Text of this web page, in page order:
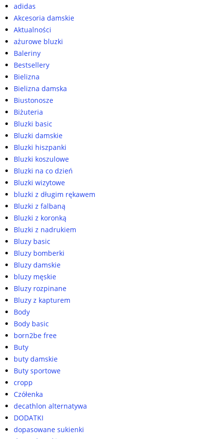
adidas
Akcesoria damskie
Aktualności
ażurowe bluzki
Baleriny
Bestsellery
Bielizna
Bielizna damska
Biustonosze
Biżuteria
Bluzki basic
Bluzki damskie
Bluzki hiszpanki
Bluzki koszulowe
Bluzki na co dzień
Bluzki wizytowe
bluzki z długim rękawem
Bluzki z falbaną
Bluzki z koronką
Bluzki z nadrukiem
Bluzy basic
Bluzy bomberki
Bluzy damskie
bluzy męskie
Bluzy rozpinane
Bluzy z kapturem
Body
Body basic
born2be free
Buty
buty damskie
Buty sportowe
cropp
Czółenka
decathlon alternatywa
DODATKI
dopasowane sukienki